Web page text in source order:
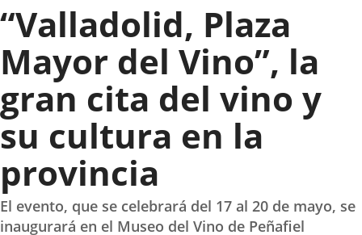
“Valladolid, Plaza
Mayor del Vino”, la
gran cita del vino y
su cultura en la
provincia
El evento, que se celebrará del 17 al 20 de mayo, se
inaugurará en el Museo del Vino de Peñafiel